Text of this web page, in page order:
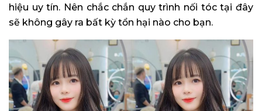
hiệu uy tín. Nên chắc chắn quy trình nối tóc tại đây
sẽ không gây ra bất kỳ tổn hại nào cho bạn.